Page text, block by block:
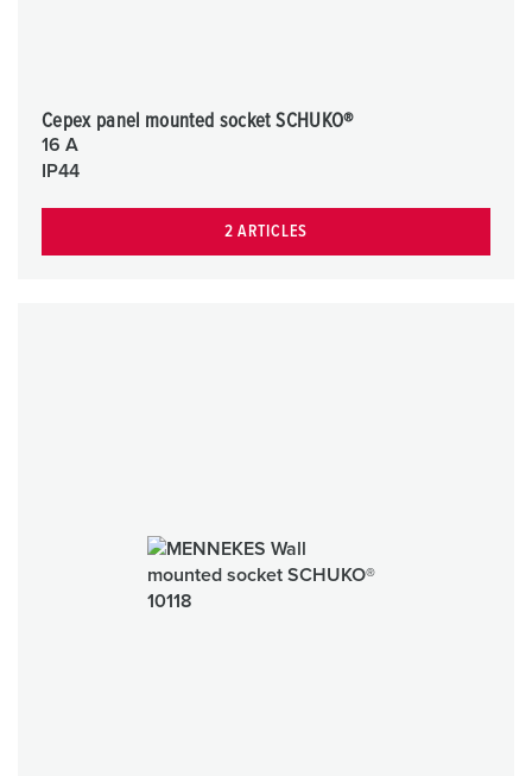
Cepex panel mounted socket SCHUKO®
16 A
IP44
2 ARTICLES